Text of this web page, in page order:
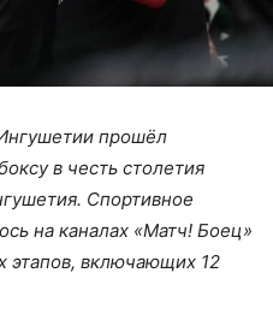
прошёл
в честь столетия
Спортивное
на каналах «Матч! Боец»
этапов, включающих 12